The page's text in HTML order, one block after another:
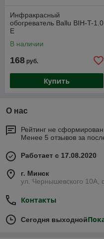
Инфракрасный
обогреватель Ballu BIH-T-1.0
E
В наличии
168 руб.
Купить
О нас
Рейтинг не сформирован
Менее 5 отзывов за
Работает с 17.08.2020
г. Минск
ул. Чернышевского 10А,
Контакты
Сегодня выходной